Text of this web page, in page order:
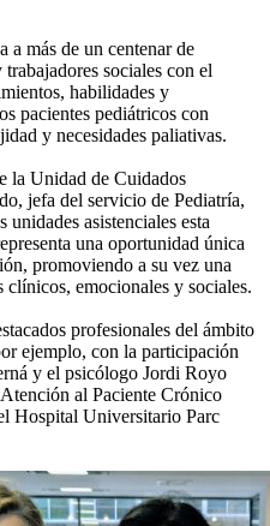
más de un centenar de
sociales con el
habilidades y
pacientes pediátricos con
y necesidades paliativas.
la Unidad de Cuidados
jefa del servicio de Pediatría,
unidades asistenciales esta
una oportunidad única
promoviendo a su vez una
clínicos, emocionales y sociales.
profesionales del ámbito
ejemplo, con la participación
y el psicólogo Jordi Royo
al Paciente Crónico
Hospital Universitario Parc